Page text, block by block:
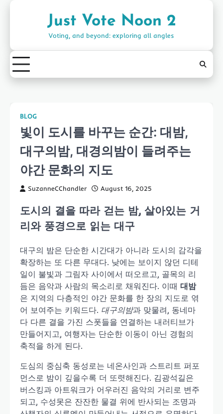
Just Vote Noon 2
Voting, and beyond: exploring all angles
BLOG
빛이 도시를 바꾸는 순간: 대밤,
대구의밤, 대경의밤이 들려주는
야간 문화의 지도
SuzanneCChandler August 16, 2025
도시의 결을 따라 걷는 밤, 살아있는 거
리와 풍경으로 읽는 대구
대구의 밤은 단순한 시간대가 아니라 도시의 감각을
확장하는 또 다른 무대다. 낮에는 보이지 않던 디테
일이 불빛과 그림자 사이에서 떠오르고, 골목의 리
듬은 음악과 사람의 목소리로 채워진다. 이때 대밤
은 지역의 다층적인 야간 문화를 한 장의 지도로 엮
어 보여주는 키워드다. 대구의밤과 맞물려, 동네마
다 다른 결을 가진 스폿들을 연결하는 내러티브가
만들어지고, 여행자는 단순한 이동이 아닌 경험의
축적을 하게 된다.
도심의 중심축 동성로는 네온사인과 스트리트 퍼포
먼스로 밤이 깊을수록 더 또렷해진다. 김광석길은
버스킹과 아트워크가 어우러진 음악의 거리로 변주
되고, 수성못은 잔잔한 물결 위에 반사되는 조명과